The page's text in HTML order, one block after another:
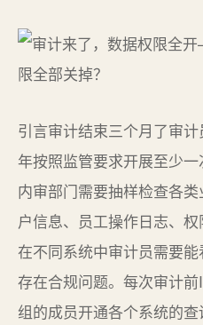
引言审计结束三个月了审
年按照监管要求开展至少
内审部门需要抽样检查各
户信息、员工操作日志、
在不同系统中审计员需要
存在合规问题。每次审计
组的成员开通各个系统的